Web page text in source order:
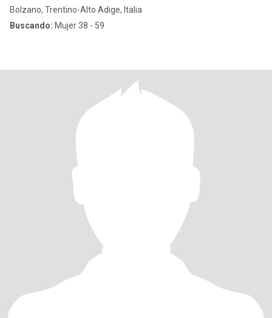
Bolzano, Trentino-Alto Adige, Italia
Buscando: Mujer 38 - 59